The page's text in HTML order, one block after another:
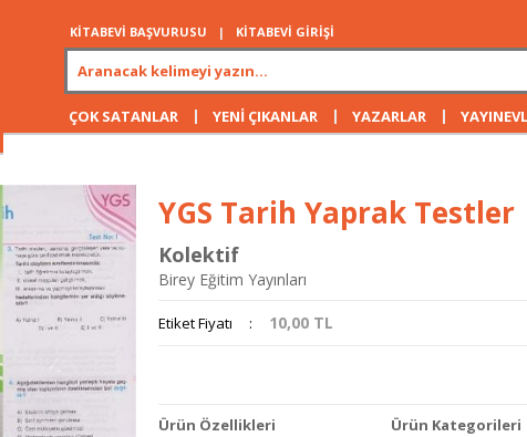
KİTABEVİ BAŞVURUSU | KİTABEVİ GİRİŞİ
ÇOK SATANLAR | YENİ ÇIKANLAR | YAZARLAR |
YGS Tarih Yaprak Testler
Kolektif
Birey Eğitim Yayınları
Etiket Fiyatı : 10,00 TL
Ürün Özellikleri
Ürün Kategorileri